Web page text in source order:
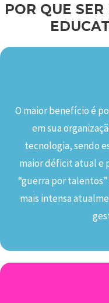
POR QUE
O maior benefício é
em sua
tecnologia, sendo
maior déficit atual e
“guerra por
mais intensa